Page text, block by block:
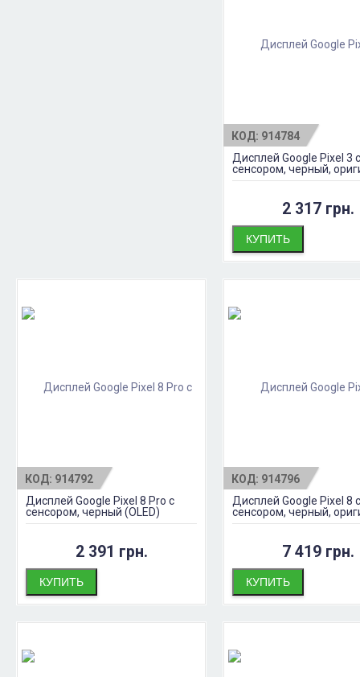
КОД: 914784
Дисплей Google Pixel 3
сенсором, черный,
2 317 грн.
КУПИТЬ
КОД: 914792
Дисплей Google Pixel 8 Pro с
сенсором, черный (OLED)
2 391 грн.
КУПИТЬ
КОД: 914796
Дисплей Google Pixel 8
сенсором, черный,
7 419 грн.
КУПИТЬ